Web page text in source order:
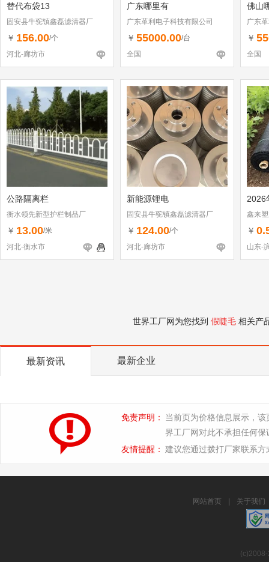
替代布袋13
固安县牛驼镇鑫磊滤清器厂
￥ 156.00/个
河北-廊坊市
广东哪里有
广东革利电子科技有限公司
￥ 55000.00/台
全国
佛山
广东
￥
全国
公路隔离栏
衡水领先新型护栏制品厂
￥ 13.00/米
河北-衡水市
新能源锂电
固安县牛驼镇鑫磊滤清器厂
￥ 124.00/个
河北-廊坊市
2026
鑫来
￥
山东-
世界工厂网为您找到 假睫毛 相关产
最新资讯 最新企业
免责声明：
当前页为价格信息展示，
界工厂网对此不承担任何保
友情提醒： 建议您通过拨打厂家联系
网站首页 关于我们